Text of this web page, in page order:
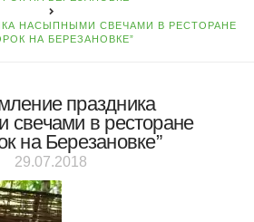
НАСЫПНЫМИ СВЕЧАМИ В РЕСТОРАНЕ
НА БЕРЕЗАНОВКЕ”
праздника
свечами в ресторане
на Березановке”
29.07.2018